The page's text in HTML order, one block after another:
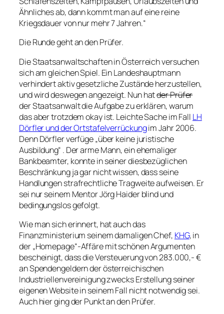
Ähnliches ab, dann kommt man auf eine reine
Kriegsdauer von nur mehr 7 Jahren.“
Die Runde geht an den Prüfer.
Die Staatsanwaltschaften in Österreich versuchen
sich am gleichen Spiel. Ein Landeshauptmann
verhindert aktiv gesetzliche Zustände herzustellen,
und wird deswegen angezeigt. Nun hatder Prüfer
der Staatsanwalt die Aufgabe zu erklären, warum
das aber trotzdem okay ist. Leichte Sache im Fall LH
Dörfler und der Ortstafelverrückungim Jahr 2006.
Denn Dörfler verfüge „über keine juristische
Ausbildung“ . Der arme Mann, ein ehemaliger
Bankbeamter, konnte in seiner diesbezüglichen
Beschränkung ja gar nicht wissen, dass seine
Handlungen strafrechtliche Tragweite aufweisen. Er
sei nur seinem Mentor Jörg Haider blind und
bedingungslos gefolgt.
Wie man sich erinnert, hat auch das
Finanzministerium seinem damaligen Chef, KHG, in
der „Homepage“-Affäre mit schönen Argumenten
bescheinigt, dass die Versteuerung von 283.000,- €
an Spendengeldern der österreichischen
Industriellenvereinigung zwecks Erstellung seiner
eigenen Website in seinem Fall nicht notwendig sei.
Auch hier ging der Punkt an den Prüfer.